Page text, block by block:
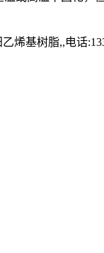
烯基树脂,,电话